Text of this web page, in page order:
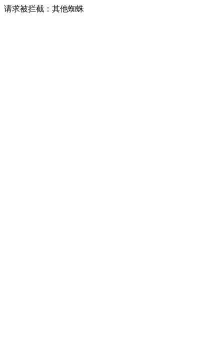
请求被拦截：其他蜘蛛